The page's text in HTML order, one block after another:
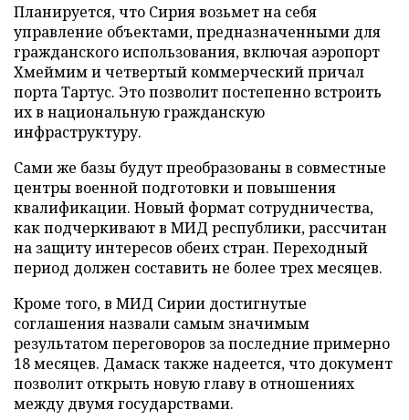
Планируется, что Сирия возьмет на себя
управление объектами, предназначенными для
гражданского использования, включая аэропорт
Хмеймим и четвертый коммерческий причал
порта Тартус. Это позволит постепенно встроить
их в национальную гражданскую
инфраструктуру.
Сами же базы будут преобразованы в совместные
центры военной подготовки и повышения
квалификации. Новый формат сотрудничества,
как подчеркивают в МИД республики, рассчитан
на защиту интересов обеих стран. Переходный
период должен составить не более трех месяцев.
Кроме того, в МИД Сирии достигнутые
соглашения назвали самым значимым
результатом переговоров за последние примерно
18 месяцев. Дамаск также надеется, что документ
позволит открыть новую главу в отношениях
между двумя государствами.